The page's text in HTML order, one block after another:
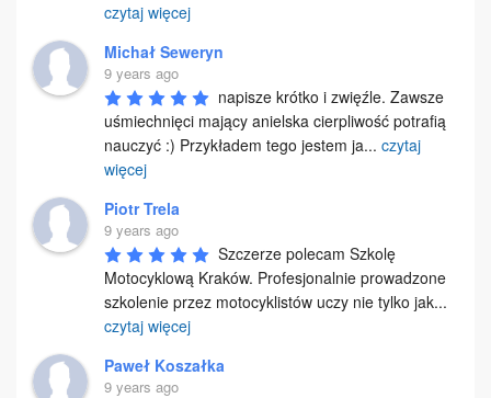
czytaj więcej
Michał Seweryn
9 years ago
napisze krótko i zwięźle. Zawsze
uśmiechnięci mający anielska cierpliwość potrafią
nauczyć :) Przykładem tego jestem ja... czytaj
więcej
Piotr Trela
9 years ago
Szczerze polecam Szkolę
Motocyklową Kraków. Profesjonalnie prowadzone
szkolenie przez motocyklistów uczy nie tylko jak...
czytaj więcej
Paweł Koszałka
9 years ago